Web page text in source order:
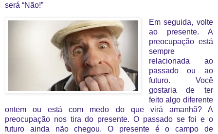
será “Não!”
Em seguida, volte
ao presente. A
preocupação está
sempre
relacionada ao
passado ou ao
futuro. Você
gostaria de ter
feito algo diferente
ontem ou está com medo do que virá amanhã? A
preocupação nos tira do presente. O passado se foi e o
futuro ainda não chegou. O presente é o campo de